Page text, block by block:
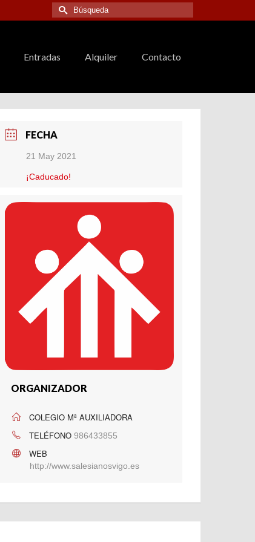
Buscar
por:
Entradas Alquiler Contacto
FECHA
21 May 2021
¡Caducado!
ORGANIZADOR
COLEGIO Mª AUXILIADORA
TELÉFONO 986433855
WEB
http://www.salesianosvigo.es